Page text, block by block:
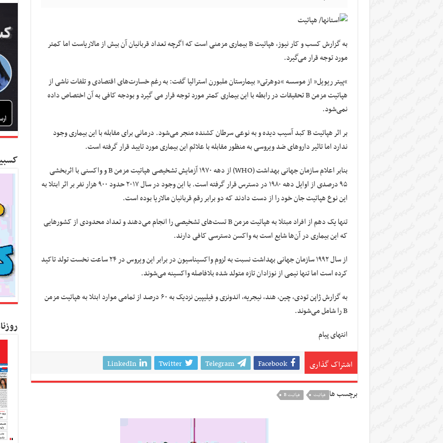
به گزارش کسب و کار نیوز، هپاتیت B بیماری مزمنی است که اگرچه تعداد قربانیان آن بیش از مالاریاست اما کمتر
مورد توجه قرار می‌گیرد.
“پیتر ریویل” از موسسه “دوهرتی” بیمارستان ملبورن استرالیا گفت: به رغم خسارت‌های اقتصادی و تلفات ناشی از
هپاتیت مزمن B تحقیقات در رابطه با این بیماری کمتر مورد توجه قرار می گیرد و بودجه کافی به آن اختصاص داده
نمی‌شود.
بر اثر هپاتیت B کبد آسیب دیده و به نوعی سرطان کشنده منجر می‌شود. درمانی برای مقابله با این بیماری وجود
ندارد اما تاثیر داروهای ضد ویروسی به منظور مقابله با علائم این بیماری مورد تایید قرار گرفته‌ است.
بنابر اعلام سازمان جهانی بهداشت (WHO) از دهه ۱۹۷۰ آزمایش تشخیصی هپاتیت مزمن B و واکسنی با اثربخشی
۹۵ درصدی از اوایل دهه ۱۹۸۰ در دسترس قرار گرفته‌ است. با این وجود در سال ۲۰۱۷ حدود ۹۰۰ هزار نفر بر اثر ابتلا به
این نوع هپاتیت جان خود را از دست دادند که دو برابر رقم قربانیان مالاریا بوده‌ است.
تنها یک دهم از افراد مبتلا به هپاتیت مزمن B تست‌های تشخیصی را انجام می‌دهند و تعداد محدودی از کشورهایی
که این بیماری در آن‌ها شایع است به واکسن دسترسی کافی دارند.
از سال ۱۹۹۲ سازمان جهانی بهداشت نسبت به لزوم واکسیناسیون در برابر این ویروس در ۲۴ ساعت نخست تولد تاکید
کرده‌ است اما تنها نیمی از نوزادان تازه متولد شده بلافاصله واکسینه می‌شوند.
به گزارش ژاپن تودی، چین، هند، نیجریه، اندونزی و فیلیپین نزدیک به ۶۰ درصد از تمامی موارد ابتلا به هپاتیت مزمن
B را شامل می‌شوند.
انتهای پیام
اشتراک گذاری Facebook
Telegram
Twitter
LinkedIn
برچسب ها هپاتيت هپاتیت B